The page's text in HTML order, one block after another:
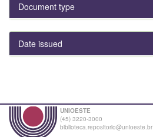
Document type
Date issued
UNIOESTE
(45) 3220-3000
biblioteca.repositorio@unioeste.br